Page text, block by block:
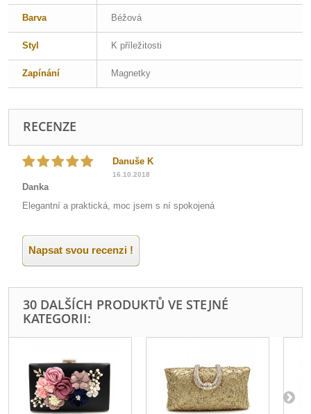
Barva Béžová
Styl K příležitosti
Zapínání Magnetky
RECENZE
Danuše K
16.10.2018
Danka
Elegantní a praktická, moc jsem s ní spokojená
Napsat svou recenzi !
30 DALŠÍCH PRODUKTŮ VE STEJNÉ
KATEGORII: